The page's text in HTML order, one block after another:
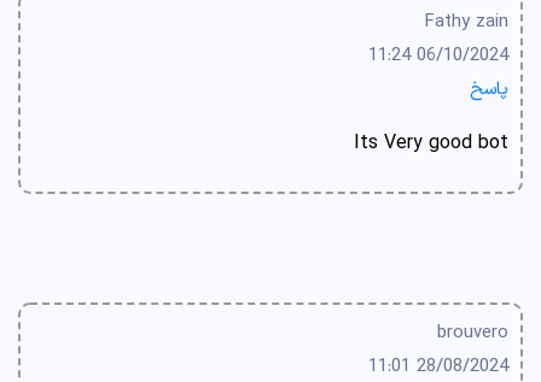
Fathy zain
06/10/2024 11:24
پاسخ
Its Very good bot
brouvero
28/08/2024 11:01